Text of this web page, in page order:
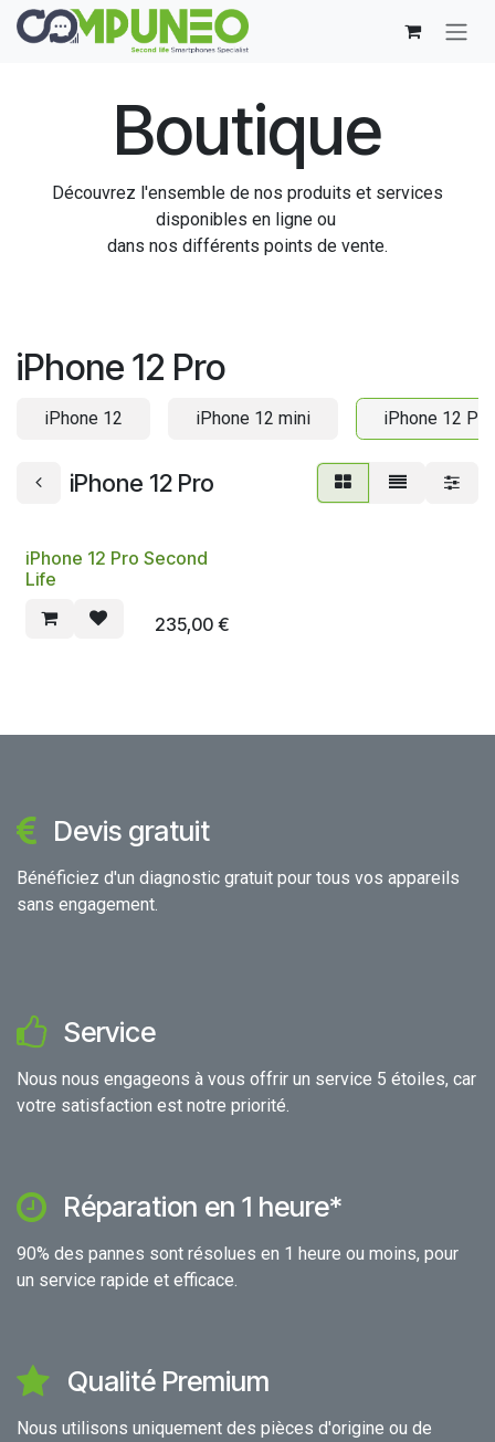
Se rendre au contenu
Boutique
Découvrez l'ensemble de nos produits et services
disponibles en ligne ou
dans nos différents points de vente.
iPhone 12 Pro
iPhone 12 iPhone 12 mini iPhone 12 Pro
iPhone 12 Pro
iPhone 12 Pro Second
Life
235,00€
Devis gratuit
Bénéficiez d'un diagnostic gratuit pour tous vos appareils
sans engagement.
Service
Nous nous engageons à vous offrir un service 5 étoiles, car
votre satisfaction est notre priorité.
Réparation en 1 heure*
90% des pannes sont résolues en 1 heure ou moins, pour
un service rapide et efficace.
Qualité Premium
Nous utilisons uniquement des pièces d'origine ou de